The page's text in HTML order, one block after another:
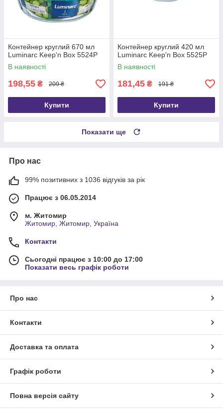
Контейнер круглий 670 мл
Luminarc Keep'n Box 5524P
В наявності
198,55 ₴ 209 ₴
Купити
Контейнер круглий 420 мл
Luminarc Keep'n Box 5525P
В наявності
181,45 ₴ 191 ₴
Купити
Показати ще
Про нас
99% позитивних з 1036 відгуків за рік
Працює з 06.05.2014
м. Житомир
Житомир, Житомир, Україна
Контакти
Сьогодні працює з 10:00 до 17:00
Показати весь графік роботи
Про нас
Контакти
Доставка та оплата
Графік роботи
Повна версія сайту